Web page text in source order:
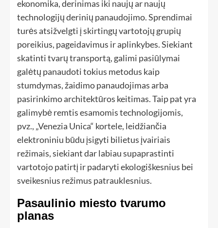
ekonomika, derinimas iki naujų ar naujų
technologijų derinių panaudojimo. Sprendimai
turės atsižvelgti į skirtingų vartotojų grupių
poreikius, pageidavimus ir aplinkybes. Siekiant
skatinti tvarų transportą, galimi pasiūlymai
galėtų panaudoti tokius metodus kaip
stumdymas, žaidimo panaudojimas arba
pasirinkimo architektūros keitimas. Taip pat yra
galimybė remtis esamomis technologijomis,
pvz., „Venezia Unica“ kortele, leidžiančia
elektroniniu būdu įsigyti bilietus įvairiais
režimais, siekiant dar labiau supaprastinti
vartotojo patirtį ir padaryti ekologiškesnius bei
sveikesnius režimus patrauklesnius.
Pasaulinio miesto tvarumo
planas